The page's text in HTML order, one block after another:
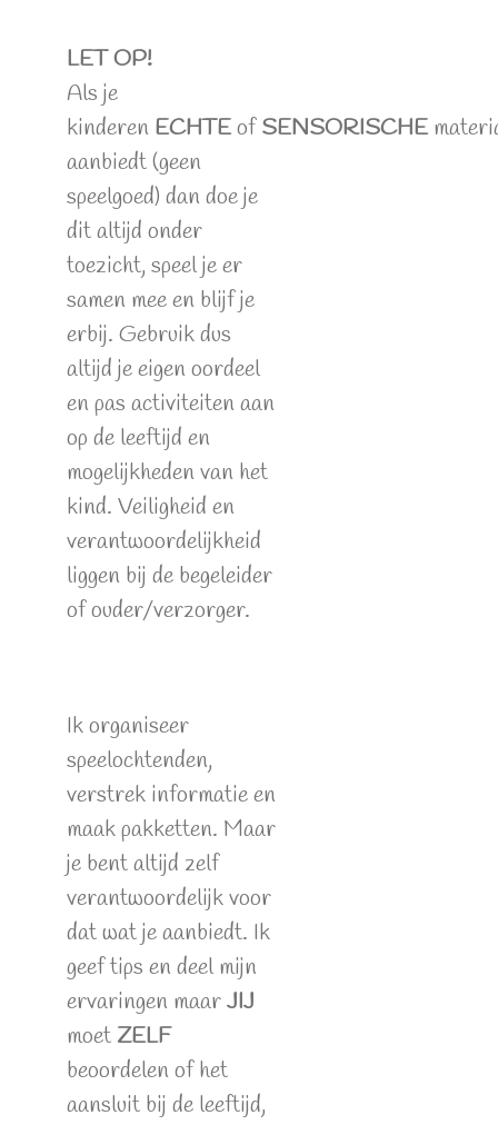
LET OP!
Als je
kinderen ECHTEofSENSORISCHE
aanbiedt (geen
speelgoed) dan doe je
dit altijd onder
toezicht, speel je er
samen mee en blijf je
erbij. Gebruik dus
altijd je eigen oordeel
en pas activiteiten aan
op de leeftijd en
mogelijkheden van het
kind. Veiligheid en
verantwoordelijkheid
liggen bij de begeleider
of ouder/verzorger.
Ik organiseer
speelochtenden,
verstrek informatie en
maak pakketten. Maar
je bent altijd zelf
verantwoordelijk voor
dat wat je aanbiedt. Ik
geef tips en deel mijn
ervaringen maarJIJ
moet ZELF
beoordelen of het
aansluit bij de leeftijd,